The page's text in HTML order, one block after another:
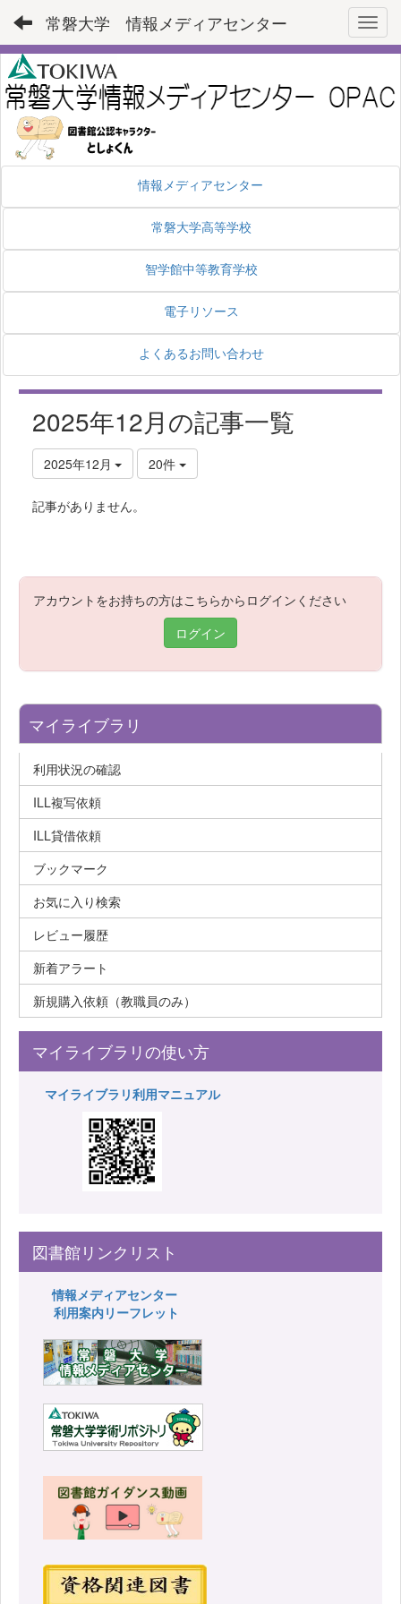
常磐大学 情報メディアセンター
情報メディアセンター
常磐大学高等学校
智学館中等教育学校
電子リソース
よくあるお問い合わせ
2025年12月の記事一覧
2025年12月 20件
記事がありません。
アカウントをお持ちの方はこちらからログインください
ログイン
マイライブラリ
利用状況の確認
ILL複写依頼
ILL貸借依頼
ブックマーク
お気に入り検索
レビュー履歴
新着アラート
新規購入依頼（教職員のみ）
マイライブラリの使い方
マイライブラリ利用マニュアル
図書館リンクリスト
情報メディアセンター
利用案内リーフレット